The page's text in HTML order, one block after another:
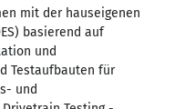
mit der hauseigenen
basierend auf
und
Testaufbauten für
und